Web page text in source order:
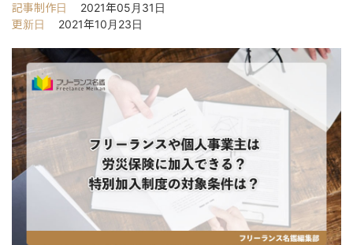
記事制作日
2021年05月31日
更新日
2021年10月23日